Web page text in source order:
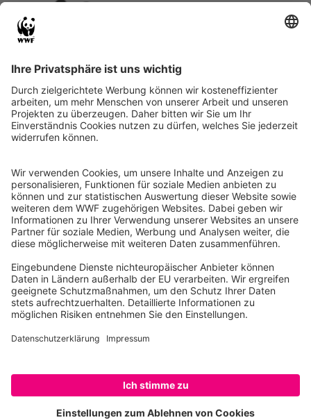
© Food Impacts Legal notice
InstagramFacebookXLinkedIn
Achtung: Dies ist ein Prototyp. Nur eine Auswahl von
Produkten wird gelistet. Einige Funktionalitäten sind noch
nicht voll ausgereift (z.B. methodologische Annahmen,